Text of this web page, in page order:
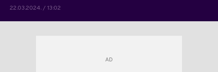
22.03.2024. / 13:02